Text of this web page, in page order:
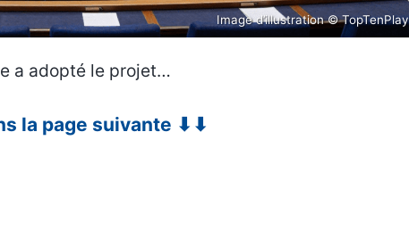
Image d’illustration © TopTenPlay
a adopté le projet…
la page suivante ⬇⬇